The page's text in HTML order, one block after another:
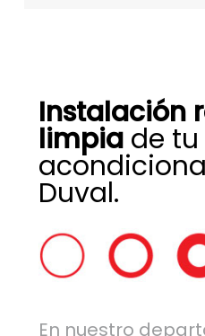
Instalación
limpiade tu
Duval.
En nuestro